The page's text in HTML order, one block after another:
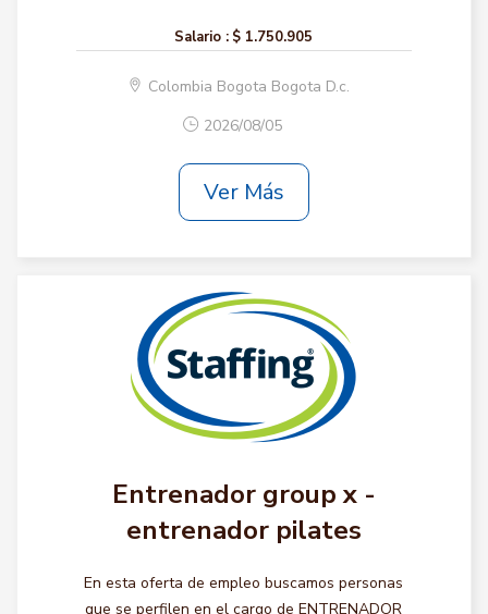
Salario : $ 1.750.905
Colombia Bogota Bogota D.c.
2026/08/05
Ver Más
Entrenador group x -
entrenador pilates
En esta oferta de empleo buscamos personas
que se perfilen en el cargo de ENTRENADOR